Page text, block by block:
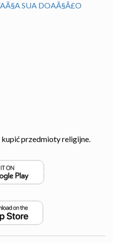
SUA DOAÃ§Ã£O
przedmioty religijne.